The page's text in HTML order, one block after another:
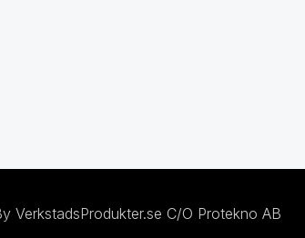
VerkstadsProdukter.se C/O Protekno AB